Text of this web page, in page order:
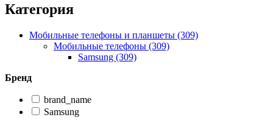
Категория
Мобильные телефоны и планшеты (309)
Мобильные телефоны (309)
Samsung (309)
Бренд
brand_name
Samsung